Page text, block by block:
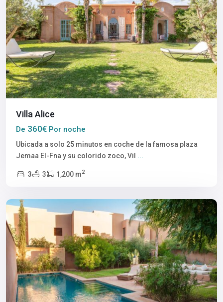
Villa Alice
De 360€ Por noche
Ubicada a solo 25 minutos en coche de la famosa plaza
Jemaa El-Fna y su colorido zoco, Vil ...
3 3 1,200 m2